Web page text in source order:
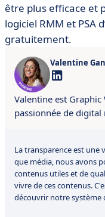
être plus efficace et
logiciel RMM et PSA
gratuitement.
Valentine
Valentine est Graphic
passionnée de
La transparence est une
que média, nous avons
contenus utiles et de
vivre de ces contenus.
découvrir notre système